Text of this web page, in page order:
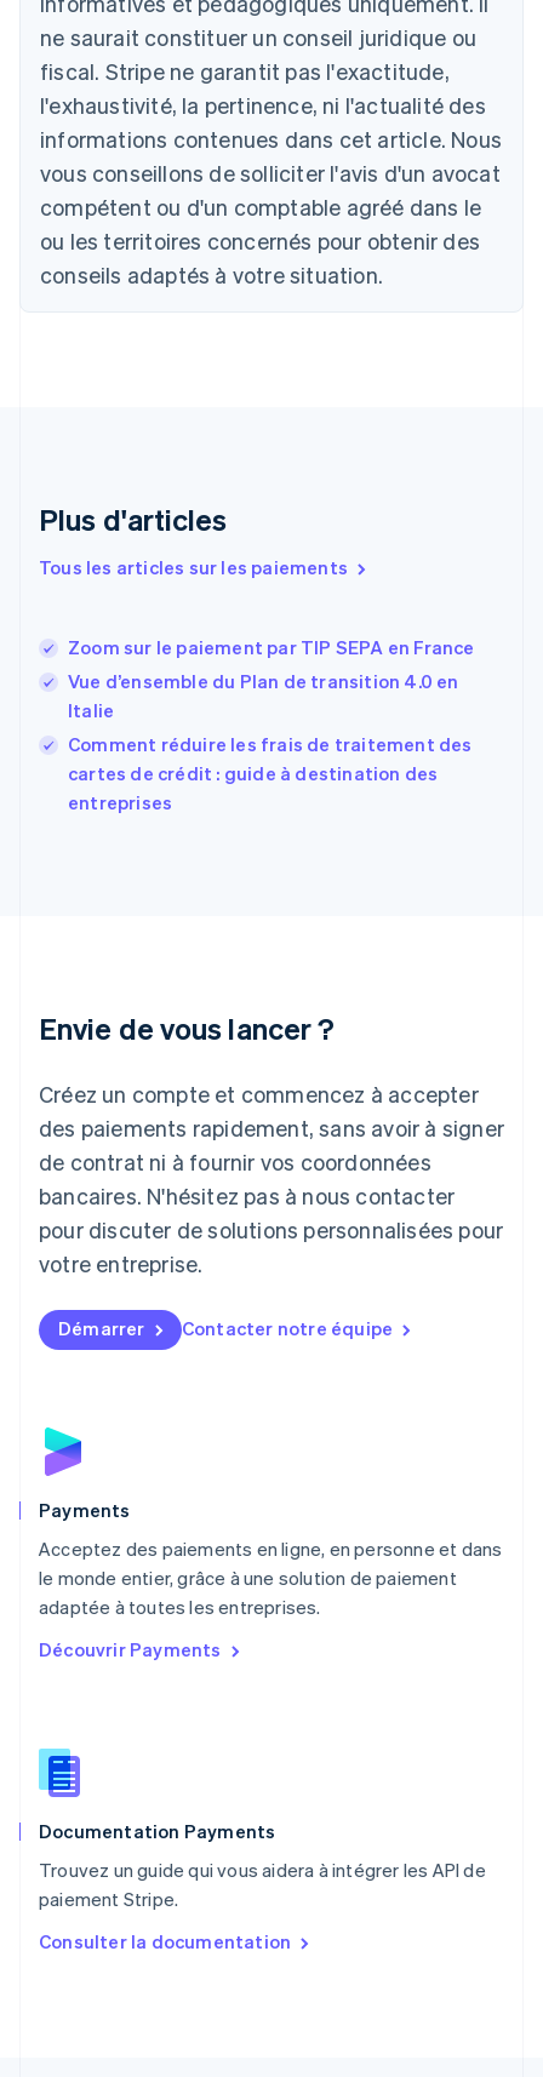
ne saurait constituer un conseil juridique ou
fiscal. Stripe ne garantit pas l'exactitude,
l'exhaustivité, la pertinence, ni l'actualité des
informations contenues dans cet article. Nous
vous conseillons de solliciter l'avis d'un avocat
compétent ou d'un comptable agréé dans le
ou les territoires concernés pour obtenir des
conseils adaptés à votre situation.
Plus d'articles
Tous les articles sur les paiements
Zoom sur le paiement par TIP SEPA en France
Vue d’ensemble du Plan de transition 4.0 en
Italie
Comment réduire les frais de traitement des
cartes de crédit : guide à destination des
entreprises
Envie de vous lancer ?
Créez un compte et commencez à accepter
des paiements rapidement, sans avoir à signer
de contrat ni à fournir vos coordonnées
bancaires. N'hésitez pas à nous contacter
pour discuter de solutions personnalisées pour
votre entreprise.
Démarrer Contacter notre équipe
Payments
Acceptez des paiements en ligne, en personne et dans
le monde entier, grâce à une solution de paiement
adaptée à toutes les entreprises.
Découvrir Payments
Documentation Payments
Trouvez un guide qui vous aidera à intégrer les API de
paiement Stripe.
Consulter la documentation
Autriche
DeutschEnglish
NederlandsFrançaisDeutsch English
Brésil
Português
Bulgarie
English
Canada
Chine continentale
简体中文English
Español English
English
Finlande
English
Français
Gibraltar
English
Grèce
English
Japon
Lettonie
English
Liechtenstein
DeutschEnglish
Lituanie
Luxembourg
FrançaisDeutschEnglish
English简体中文
Malte
Norvège
English
English
NederlandsEnglish
Pologne
English
PortuguêsEnglish
English
Roumanie
Royaume-Uni
Singapour
English 简体中文
English